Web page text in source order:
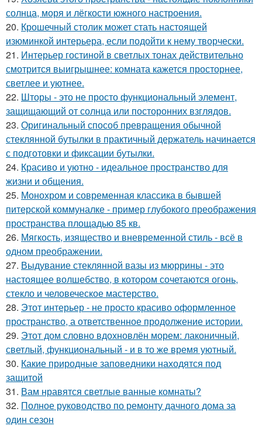
солнца, моря и лёгкости южного настроения.
20. Крошечный столик может стать настоящей
изюминкой интерьера, если подойти к нему творчески.
21. Интерьер гостиной в светлых тонах действительно
смотрится выигрышнее: комната кажется просторнее,
светлее и уютнее.
22. Шторы - это не просто функциональный элемент,
защищающий от солнца или посторонних взглядов.
23. Оригинальный способ превращения обычной
стеклянной бутылки в практичный держатель начинается
с подготовки и фиксации бутылки.
24. Красиво и уютно - идеальное пространство для
жизни и общения.
25. Монохром и современная классика в бывшей
питерской коммуналке - пример глубокого преображения
пространства площадью 85 кв.
26. Мягкость, изящество и вневременной стиль - всё в
одном преображении.
27. Выдувание стеклянной вазы из мюррины - это
настоящее волшебство, в котором сочетаются огонь,
стекло и человеческое мастерство.
28. Этот интерьер - не просто красиво оформленное
пространство, а ответственное продолжение истории.
29. Этот дом словно вдохновлён морем: лаконичный,
светлый, функциональный - и в то же время уютный.
30. Какие природные заповедники находятся под
защитой
31. Вам нравятся светлые ванные комнаты?
32. Полное руководство по ремонту дачного дома за
один сезон